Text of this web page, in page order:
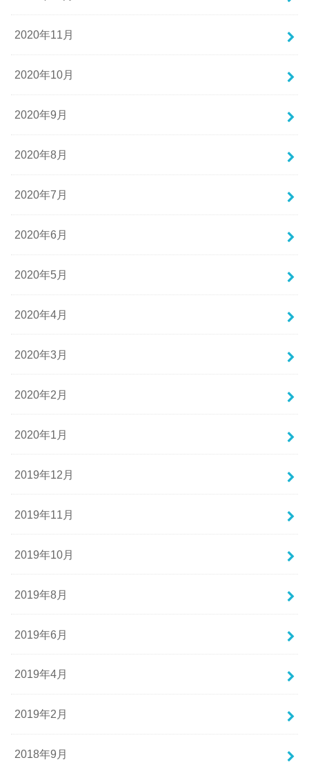
2020年11月
2020年10月
2020年9月
2020年8月
2020年7月
2020年6月
2020年5月
2020年4月
2020年3月
2020年2月
2020年1月
2019年12月
2019年11月
2019年10月
2019年8月
2019年6月
2019年4月
2019年2月
2018年9月